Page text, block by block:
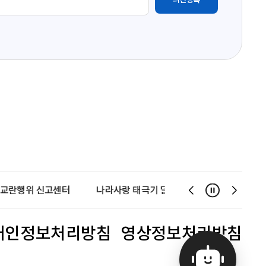
란행위 신고센터 나라사랑 태극기 달기 운동 천사운동
슬
라
이
드
이
슬
라
이
드
다
일시정지
인정보처리방침 영상정보처리방침